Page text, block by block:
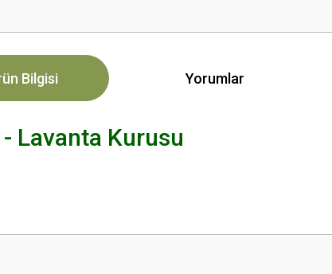
Bilgisi Yorumlar
Lavanta Kurusu